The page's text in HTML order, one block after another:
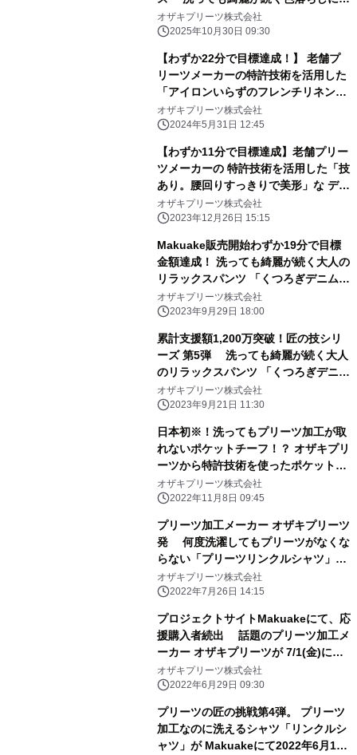
いデニムプリーツワイドパンツ 「くつ
ろぎデニム」を10月30日より先行予約
オザキプリーツ株式会社
2025年10月30日 09:30
【わずか22分で目標達成！】 老舗プ
リーツメーカーの特許技術を活用した
「アイロンいらずのフレンチリネンシ
ャツ」がMakuakeにて好発進
オザキプリーツ株式会社
2024年5月31日 12:45
【わずか11分で目標達成】老舗プリー
ツメーカーの 特許技術を活用した「技
あり。腰回りすっきりで美形」な デニ
ムリバーシブルスカートが
「Makuake」にて好発進
オザキプリーツ株式会社
2023年12月26日 15:15
Makuake販売開始わずか19分で目標
金額達成！ 洗っても綺麗が続く大人の
リラックスパンツ 「くつろぎデニム」
が好発進 ～老舗プリーツメーカーの
特許技術を駆使～
オザキプリーツ株式会社
2023年9月29日 18:00
累計支援額1,200万突破！匠の技シリ
ーズ 第5弾 洗っても綺麗が続く大人
のリラックスパンツ 「くつろぎデニ
ム」が進化してMakuakeに登場！
オザキプリーツ株式会社
2023年9月21日 11:30
日本初※！洗ってもプリーツ加工が取
れないポケットチーフ！？ オザキプリ
ーツから特許技術を使ったポケットチ
ーフ 「ポケットプリーツ」全5色を発
売
オザキプリーツ株式会社
2022年11月8日 09:45
プリーツ加工メーカー オザキプリーツ
発 何度洗濯してもプリーツがなくな
らない「プリーツリンクルシャツ」
Makuake先行販売で目標の921％を達
成！
オザキプリーツ株式会社
2022年7月26日 14:15
プロジェクトサイトMakuakeにて、応
援購入者続出 話題のプリーツ加工メ
ーカー オザキプリーツが 7/1(金)に公
式オンラインサイトをオープン 累計
金額1000万円突破のプリーツシリーズ
オザキプリーツ株式会社
2022年6月29日 09:30
プリーツの匠の挑戦第4弾。 プリーツ
加工なのに洗えるシャツ「リンクルシ
ャツ」が Makuakeにて2022年6月15